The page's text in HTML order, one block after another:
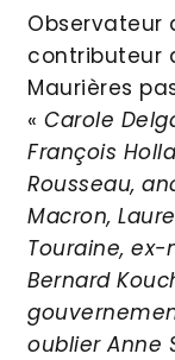
Observateur
contributeur
Maurières
« Carole
François
Rousseau,
Macron,
Touraine,
Bernard
oublier Anne